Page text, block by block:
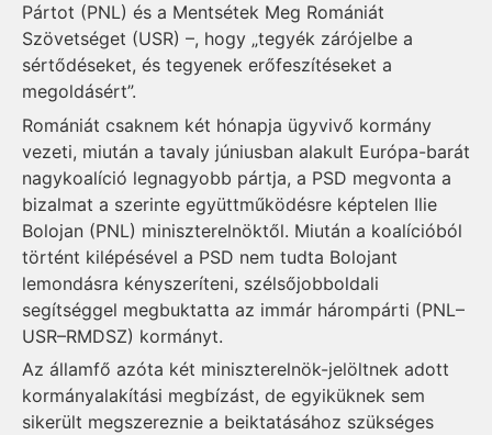
Pártot (PNL) és a Mentsétek Meg Romániát
Szövetséget (USR) –, hogy „tegyék zárójelbe a
sértődéseket, és tegyenek erőfeszítéseket a
megoldásért”.
Romániát csaknem két hónapja ügyvivő kormány
vezeti, miután a tavaly júniusban alakult Európa-barát
nagykoalíció legnagyobb pártja, a PSD megvonta a
bizalmat a szerinte együttműködésre képtelen Ilie
Bolojan (PNL) miniszterelnöktől. Miután a koalícióból
történt kilépésével a PSD nem tudta Bolojant
lemondásra kényszeríteni, szélsőjobboldali
segítséggel megbuktatta az immár hárompárti (PNL–
USR–RMDSZ) kormányt.
Az államfő azóta két miniszterelnök-jelöltnek adott
kormány­alakítási megbízást, de egyiküknek sem
sikerült megszereznie a beiktatásához szükséges